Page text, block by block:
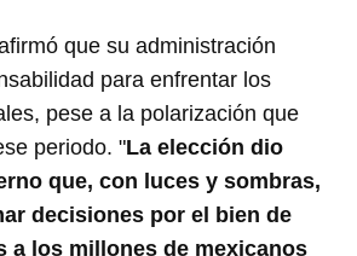
que su administración
para enfrentar los
pese a la polarización que
periodo. "La elección dio
que, con luces y sombras,
decisiones por el bien de
a los millones de mexicanos